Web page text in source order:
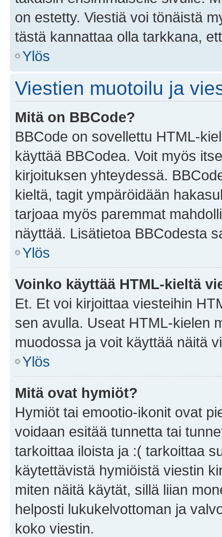
on estetty. Viestiä voi tönäistä
tästä kannattaa olla tarkkana,
Ylös
Viestien muotoilu ja
Mitä on BBCode?
BBCode on sovellettu HTML-
käyttää BBCodea. Voit myös
kirjoituksen yhteydessä.
kieltä, tagit ympäröidään
tarjoaa myös paremmat
näyttää. Lisätietoa BBCodesta
Ylös
Voinko käyttää HTML-kieltä
Et. Et voi kirjoittaa viesteihin
sen avulla. Useat HTML-kielen
muodossa ja voit käyttää näitä
Ylös
Mitä ovat hymiöt?
Hymiöt tai emootio-ikonit ovat
voidaan esitää tunnetta tai
tarkoittaa iloista ja :( tarkoittaa
käytettävistä hymiöistä viestin
miten näitä käytät, sillä liian
helposti lukukelvottoman ja
koko viestin.